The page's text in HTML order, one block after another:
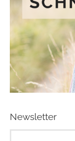
Newsletter